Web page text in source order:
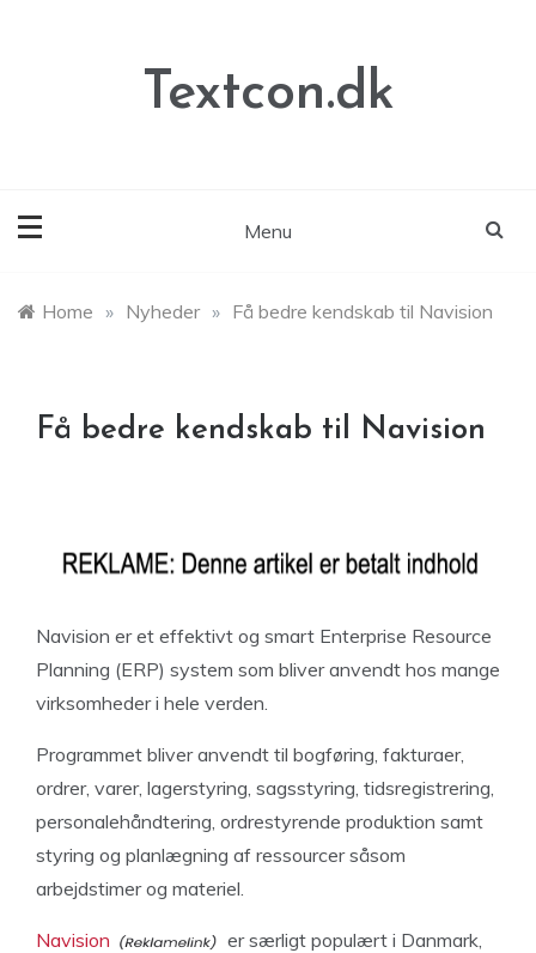
Textcon.dk
Menu
Home » Nyheder » Få bedre kendskab til Navision
Få bedre kendskab til Navision
Navision er et effektivt og smart Enterprise Resource
Planning (ERP) system som bliver anvendt hos mange
virksomheder i hele verden.
Programmet bliver anvendt til bogføring, fakturaer,
ordrer, varer, lagerstyring, sagsstyring, tidsregistrering,
personalehåndtering, ordrestyrende produktion samt
styring og planlægning af ressourcer såsom
arbejdstimer og materiel.
Navision
er særligt populært i Danmark,